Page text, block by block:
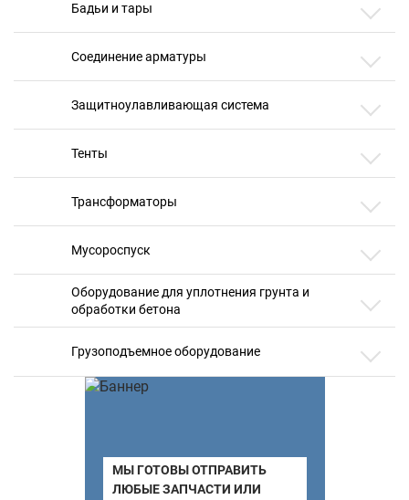
Бадьи и тары
Соединение арматуры
Защитноулавливающая система
Тенты
Трансформаторы
Мусороспуск
Оборудование для уплотнения грунта и
обработки бетона
Грузоподъемное оборудование
МЫ ГОТОВЫ ОТПРАВИТЬ
ЛЮБЫЕ ЗАПЧАСТИ ИЛИ